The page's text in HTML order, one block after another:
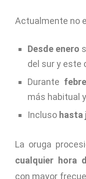
Actualmente no
Desde enero
del sur y este
Durante
más habitual
Incluso hasta
La oruga
cualquier hora
con mayor